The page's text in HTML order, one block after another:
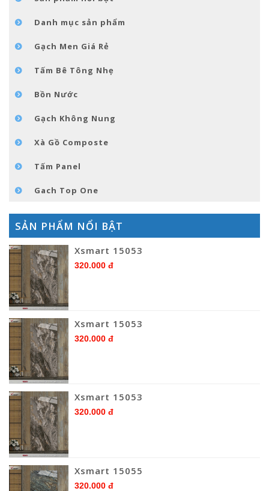
LIÊN HỆDanh mục sản phẩm
Gạch Men Giá Rẻ
Tấm Bê Tông Nhẹ
Bồn Nước
Gạch Không Nung
Xà Gồ Composte
Tấm Panel
Gach Top One
SẢN PHẨM NỔI BẬT
Xsmart 15053
320.000 đ
Xsmart 15053
320.000 đ
Xsmart 15053
320.000 đ
Xsmart 15055
320.000 đ